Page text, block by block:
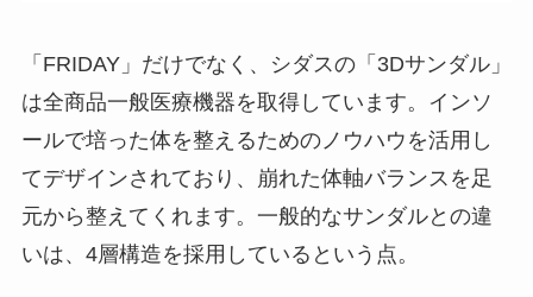
「FRIDAY」だけでなく、シダスの「3Dサンダル」
は全商品一般医療機器を取得しています。インソ
ールで培った体を整えるためのノウハウを活用し
てデザインされており、崩れた体軸バランスを足
元から整えてくれます。一般的なサンダルとの違
いは、4層構造を採用しているという点。